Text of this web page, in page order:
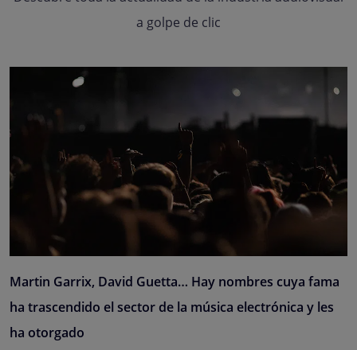
a golpe de clic
Martin Garrix, David Guetta… Hay nombres cuya fama
ha trascendido el sector de la música electrónica y les
ha otorgado